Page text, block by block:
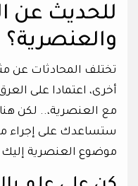
للحديث عن
والعنصرية؟
تختلف المحادثات عن
أخرى، اعتمادا على
مع العنصرية،.. لكن
ستساعدك على إجراء
موضوع العنصرية